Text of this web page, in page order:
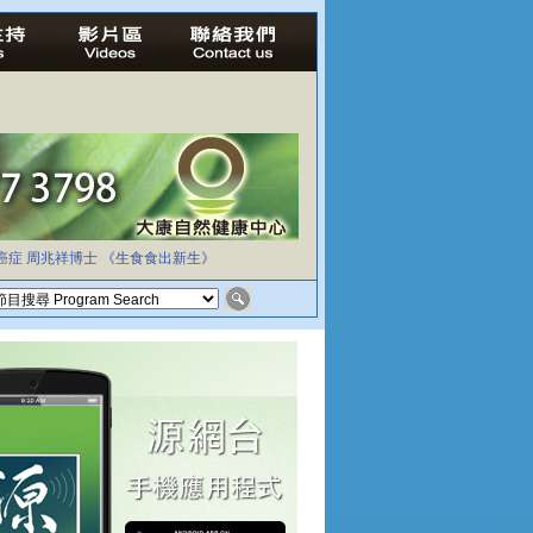
症 周兆祥博士 《生食食出新生》